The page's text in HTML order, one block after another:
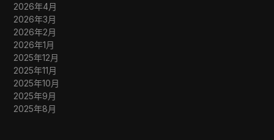
2026年4月
2026年3月
2026年2月
2026年1月
2025年12月
2025年11月
2025年10月
2025年9月
2025年8月